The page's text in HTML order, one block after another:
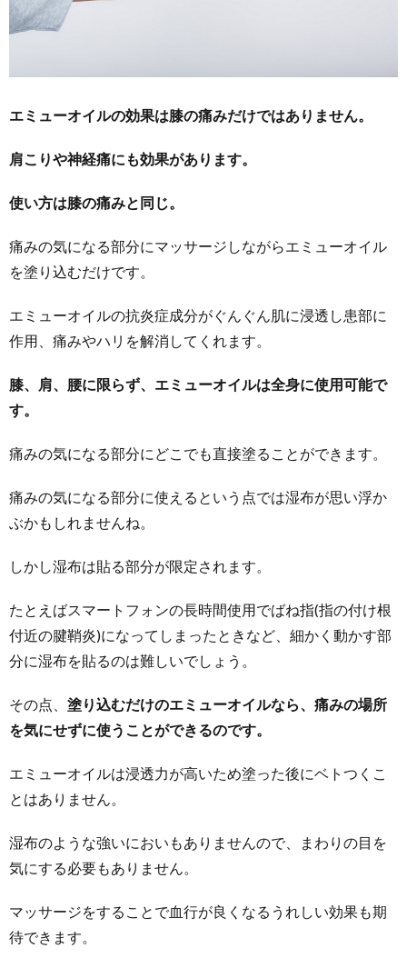
エミューオイルの効果は膝の痛みだけではありません。
肩こりや神経痛にも効果があります。
使い方は膝の痛みと同じ。
痛みの気になる部分にマッサージしながらエミューオイル
を塗り込むだけです。
エミューオイルの抗炎症成分がぐんぐん肌に浸透し患部に
作用、痛みやハリを解消してくれます。
膝、肩、腰に限らず、エミューオイルは全身に使用可能で
す。
痛みの気になる部分にどこでも直接塗ることができます。
痛みの気になる部分に使えるという点では湿布が思い浮か
ぶかもしれませんね。
しかし湿布は貼る部分が限定されます。
たとえばスマートフォンの長時間使用でばね指(指の付け根
付近の腱鞘炎)になってしまったときなど、細かく動かす部
分に湿布を貼るのは難しいでしょう。
その点、 塗り込むだけのエミューオイルなら、痛みの場所
を気にせずに使うことができるのです。
エミューオイルは浸透力が高いため塗った後にベトつくこ
とはありません。
湿布のような強いにおいもありませんので、まわりの目を
気にする必要もありません。
マッサージをすることで血行が良くなるうれしい効果も期
待できます。